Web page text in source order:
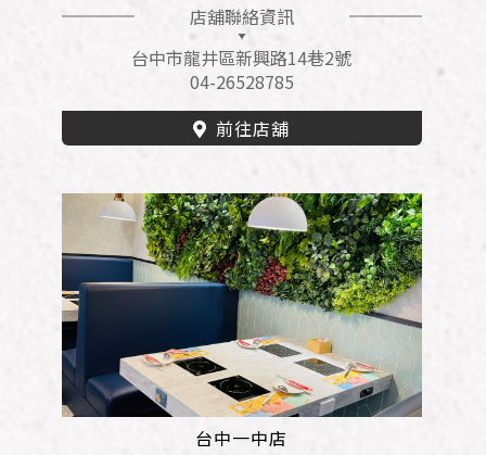
店舖聯絡資訊
台中市龍井區新興路14巷2號
04-26528785
前往店舖
台中一中店